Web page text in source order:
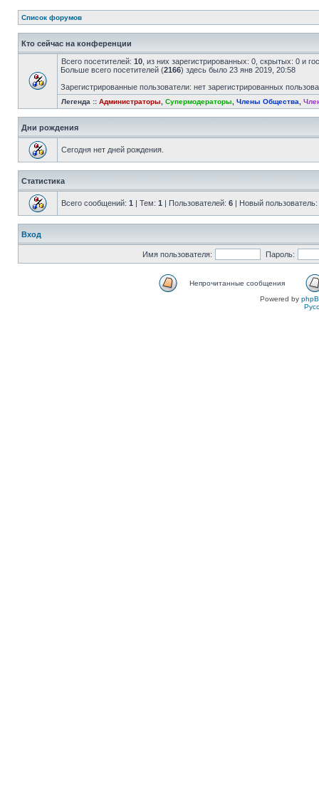
Список форумов
Кто сейчас на конференции
Всего посетителей: 10 , из них зарегистрированных: 0, скрытых: 0 и
Больше всего посетителей (2166) здесь было 23 янв 2019, 20:58
Зарегистрированные пользователи: нет зарегистрированных
Легенда :: Администраторы Супермодераторы Члены Общества
Дни рождения
Сегодня нет дней рождения.
Статистика
Всего сообщений: 1 | Тем: 1 | Пользователей: 6 | Новый пользователь:
Вход
Имя пользователя: Пароль:
Непрочитанные сообщения
Powered by